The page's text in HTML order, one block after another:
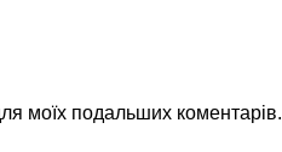
моїх подальших коментарів.